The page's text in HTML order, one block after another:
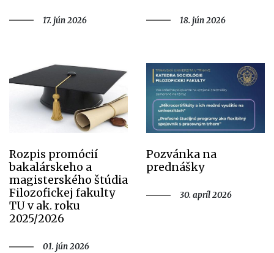
17. jún 2026 18. jún 2026
Rozpis promócií
bakalárskeho a
magisterského štúdia
Filozofickej fakulty
TU v ak. roku
2025/2026
01. jún 2026
Pozvánka na
prednášky
30. apríl 2026